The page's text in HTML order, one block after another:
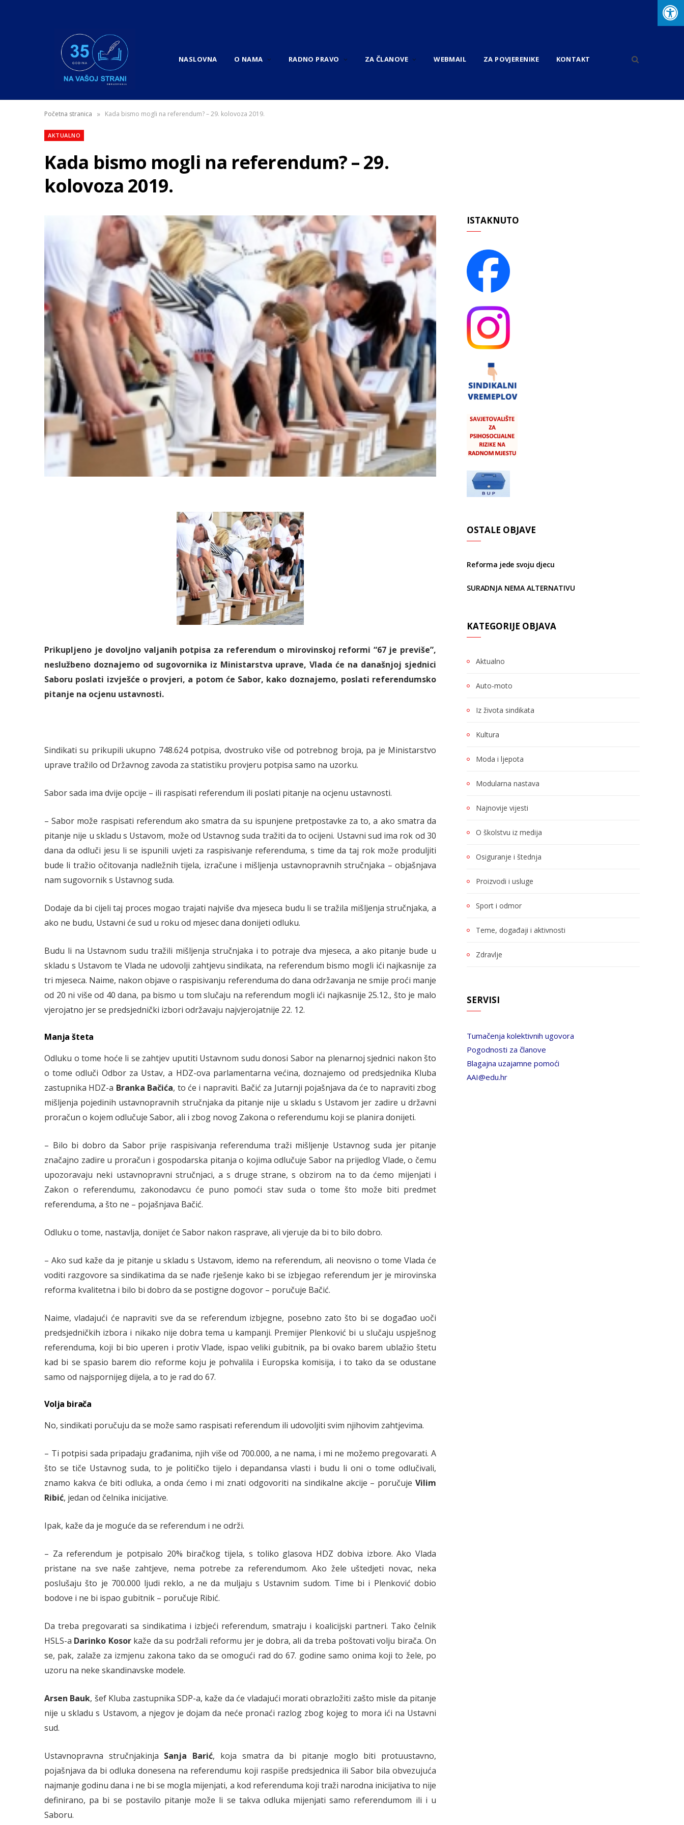
NASLOVNA O NAMA RADNO PRAVO ZA ČLANOVE WEBMAIL ZA POVJERENIKE KONTAKT
Početna stranica » Kada bismo mogli na referendum? – 29. kolovoza 2019.
AKTUALNO
Kada bismo mogli na referendum? – 29.
kolovoza 2019.
Prikupljeno je dovoljno valjanih potpisa za referendum o mirovinskoj reformi “67 je previše”,
neslužbeno doznajemo od sugovornika iz Ministarstva uprave, Vlada će na današnjoj sjednici
Saboru poslati izvješće o provjeri, a potom će Sabor, kako doznajemo, poslati referendumsko
pitanje na ocjenu ustavnosti.
Sindikati su prikupili ukupno 748.624 potpisa, dvostruko više od potrebnog broja, pa je Ministarstvo
uprave tražilo od Državnog zavoda za statistiku provjeru potpisa samo na uzorku.
Sabor sada ima dvije opcije – ili raspisati referendum ili poslati pitanje na ocjenu ustavnosti.
– Sabor može raspisati referendum ako smatra da su ispunjene pretpostavke za to, a ako smatra da
pitanje nije u skladu s Ustavom, može od Ustavnog suda tražiti da to ocijeni. Ustavni sud ima rok od 30
dana da odluči jesu li se ispunili uvjeti za raspisivanje referenduma, s time da taj rok može produljiti
bude li tražio očitovanja nadležnih tijela, izračune i mišljenja ustavnopravnih stručnjaka – objašnjava
nam sugovornik s Ustavnog suda.
Dodaje da bi cijeli taj proces mogao trajati najviše dva mjeseca budu li se tražila mišljenja stručnjaka, a
ako ne budu, Ustavni će sud u roku od mjesec dana donijeti odluku.
Budu li na Ustavnom sudu tražili mišljenja stručnjaka i to potraje dva mjeseca, a ako pitanje bude u
skladu s Ustavom te Vlada ne udovolji zahtjevu sindikata, na referendum bismo mogli ići najkasnije za
tri mjeseca. Naime, nakon objave o raspisivanju referenduma do dana održavanja ne smije proći manje
od 20 ni više od 40 dana, pa bismo u tom slučaju na referendum mogli ići najkasnije 25.12., što je malo
vjerojatno jer se predsjednički izbori održavaju najvjerojatnije 22. 12.
Manja šteta
Odluku o tome hoće li se zahtjev uputiti Ustavnom sudu donosi Sabor na plenarnoj sjednici nakon što
o tome odluči Odbor za Ustav, a HDZ-ova parlamentarna većina, doznajemo od predsjednika Kluba
zastupnika HDZ-a Branka Bačića, to će i napraviti. Bačić za Jutarnji pojašnjava da će to napraviti zbog
mišljenja pojedinih ustavnopravnih stručnjaka da pitanje nije u skladu s Ustavom jer zadire u državni
proračun o kojem odlučuje Sabor, ali i zbog novog Zakona o referendumu koji se planira donijeti.
– Bilo bi dobro da Sabor prije raspisivanja referenduma traži mišljenje Ustavnog suda jer pitanje
značajno zadire u proračun i gospodarska pitanja o kojima odlučuje Sabor na prijedlog Vlade, o čemu
upozoravaju neki ustavnopravni stručnjaci, a s druge strane, s obzirom na to da ćemo mijenjati i
Zakon o referendumu, zakonodavcu će puno pomoći stav suda o tome što može biti predmet
referenduma, a što ne – pojašnjava Bačić.
Odluku o tome, nastavlja, donijet će Sabor nakon rasprave, ali vjeruje da bi to bilo dobro.
– Ako sud kaže da je pitanje u skladu s Ustavom, idemo na referendum, ali neovisno o tome Vlada će
voditi razgovore sa sindikatima da se nađe rješenje kako bi se izbjegao referendum jer je mirovinska
reforma kvalitetna i bilo bi dobro da se postigne dogovor – poručuje Bačić.
Naime, vladajući će napraviti sve da se referendum izbjegne, posebno zato što bi se događao uoči
predsjedničkih izbora i nikako nije dobra tema u kampanji. Premijer Plenković bi u slučaju uspješnog
referenduma, koji bi bio uperen i protiv Vlade, ispao veliki gubitnik, pa bi ovako barem ublažio štetu
kad bi se spasio barem dio reforme koju je pohvalila i Europska komisija, i to tako da se odustane
samo od najspornijeg dijela, a to je rad do 67.
Volja birača
No, sindikati poručuju da se može samo raspisati referendum ili udovoljiti svim njihovim zahtjevima.
– Ti potpisi sada pripadaju građanima, njih više od 700.000, a ne nama, i mi ne možemo pregovarati. A
što se tiče Ustavnog suda, to je političko tijelo i depandansa vlasti i budu li oni o tome odlučivali,
znamo kakva će biti odluka, a onda ćemo i mi znati odgovoriti na sindikalne akcije – poručuje Vilim
Ribić, jedan od čelnika inicijative.
Ipak, kaže da je moguće da se referendum i ne održi.
– Za referendum je potpisalo 20% biračkog tijela, s toliko glasova HDZ dobiva izbore. Ako Vlada
pristane na sve naše zahtjeve, nema potrebe za referendumom. Ako žele uštedjeti novac, neka
poslušaju što je 700.000 ljudi reklo, a ne da muljaju s Ustavnim sudom. Time bi i Plenković dobio
bodove i ne bi ispao gubitnik – poručuje Ribić.
Da treba pregovarati sa sindikatima i izbjeći referendum, smatraju i koalicijski partneri. Tako čelnik
HSLS-a Darinko Kosorkaže da su podržali reformu jer je dobra, ali da treba poštovati volju birača. On
se, pak, zalaže za izmjenu zakona tako da se omogući rad do 67. godine samo onima koji to žele, po
uzoru na neke skandinavske modele.
Arsen Bauk, šef Kluba zastupnika SDP-a, kaže da će vladajući morati obrazložiti zašto misle da pitanje
nije u skladu s Ustavom, a njegov je dojam da neće pronaći razlog zbog kojeg to mora ići na Ustavni
sud.
Ustavnopravna stručnjakinja Sanja Barić, koja smatra da bi pitanje moglo biti protuustavno,
pojašnjava da bi odluka donesena na referendumu koji raspiše predsjednica ili Sabor bila obvezujuća
najmanje godinu dana i ne bi se mogla mijenjati, a kod referenduma koji traži narodna inicijativa to nije
definirano, pa bi se postavilo pitanje može li se takva odluka mijenjati samo referendumom ili i u
Saboru.
ISTAKNUTO
OSTALE OBJAVE
Reforma jede svoju djecu
SURADNJA NEMA ALTERNATIVU
KATEGORIJE OBJAVA
Aktualno
Auto-moto
Iz života sindikata
Kultura
Moda i ljepota
Modularna nastava
Najnovije vijesti
O školstvu iz medija
Osiguranje i štednja
Proizvodi i usluge
Sport i odmor
Teme, događaji i aktivnosti
Zdravlje
SERVISI
Tumačenja kolektivnih ugovora
Pogodnosti za članove
Blagajna uzajamne pomoći
AAI@edu.hr